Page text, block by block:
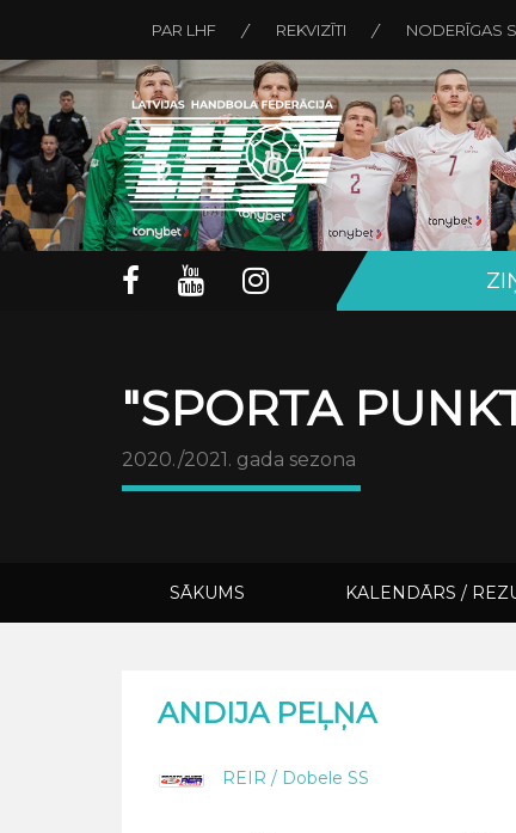
PAR LHF REKVIZĪTI NODERĪGAS
"SPORTA
2020./2021. gada sezona
SĀKUMS KALENDĀRS /
ANDIJA PEĻŅA
REIR / Dobele SS